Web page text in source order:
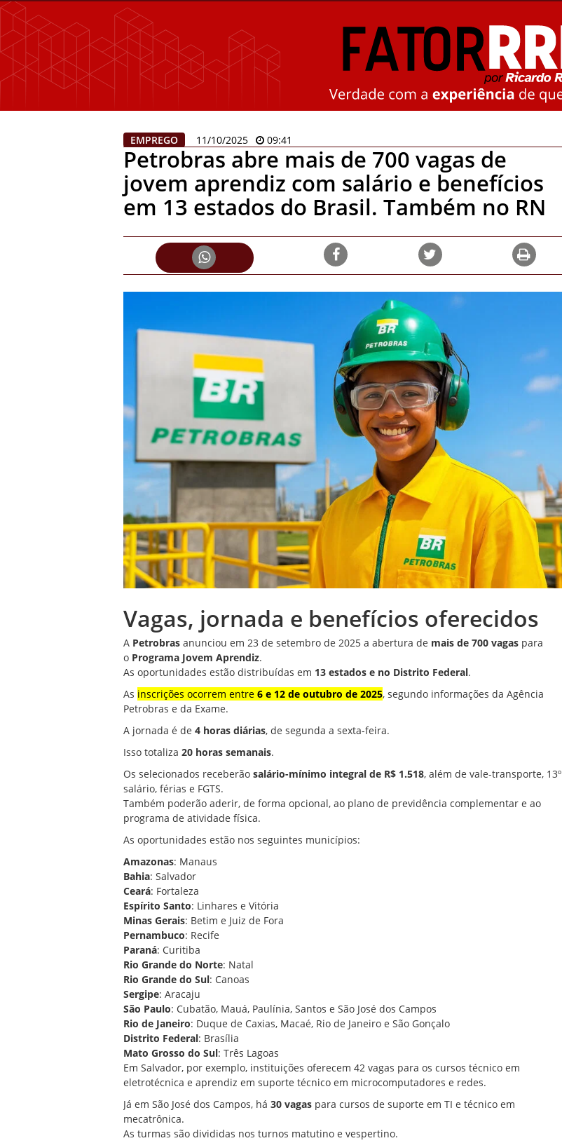
EMPREGO 11/10/2025 09:41
Petrobras abre mais de 700 vagas de
jovem aprendiz com salário e benefícios
em 13 estados do Brasil. Também no RN
Vagas, jornada e benefícios oferecidos
A Petrobras anunciou em 23 de setembro de 2025 a abertura de mais de 700 vagas para
o Programa Jovem Aprendiz.
As oportunidades estão distribuídas em 13 estados e no Distrito Federal.
As inscrições ocorrem entre 6 e 12 de outubro de 2025, segundo informações da Agência
Petrobras e da Exame.
A jornada é de 4 horas diárias, de segunda a sexta-feira.
Isso totaliza 20 horas semanais.
Os selecionados receberão salário-mínimo integral de R$ 1.518, além de vale-transporte, 13º
salário, férias e FGTS.
Também poderão aderir, de forma opcional, ao plano de previdência complementar e ao
programa de atividade física.
As oportunidades estão nos seguintes municípios:
Amazonas: Manaus
Bahia: Salvador
Ceará: Fortaleza
Espírito Santo: Linhares e Vitória
Minas Gerais: Betim e Juiz de Fora
Pernambuco: Recife
Paraná: Curitiba
Rio Grande do Norte: Natal
Rio Grande do Sul: Canoas
Sergipe: Aracaju
São Paulo: Cubatão, Mauá, Paulínia, Santos e São José dos Campos
Rio de Janeiro: Duque de Caxias, Macaé, Rio de Janeiro e São Gonçalo
Distrito Federal: Brasília
Mato Grosso do Sul: Três Lagoas
Em Salvador, por exemplo, instituições oferecem 42 vagas para os cursos técnico em
eletrotécnica e aprendiz em suporte técnico em microcomputadores e redes.
Já em São José dos Campos, há 30 vagas para cursos de suporte em TI e técnico em
mecatrônica.
As turmas são divididas nos turnos matutino e vespertino.